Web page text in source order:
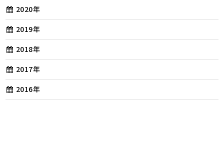
2020年
2019年
2018年
2017年
2016年